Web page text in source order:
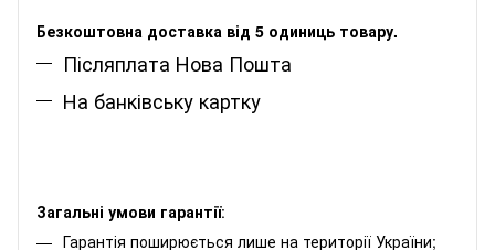
Безкоштовна доставка від 5 одиниць товару.
Післяплата Нова Пошта
На банківську картку
Загальні умови гарантії:
Гарантія поширюється лише на території України;